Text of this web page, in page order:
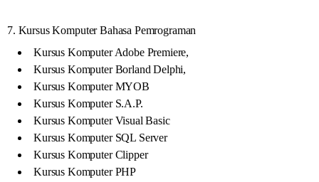
7. Kursus Komputer Bahasa Pemrograman
Kursus Komputer Adobe Premiere,
Kursus Komputer Borland Delphi,
Kursus Komputer MYOB
Kursus Komputer S.A.P.
Kursus Komputer Visual Basic
Kursus Komputer SQL Server
Kursus Komputer Clipper
Kursus Komputer PHP